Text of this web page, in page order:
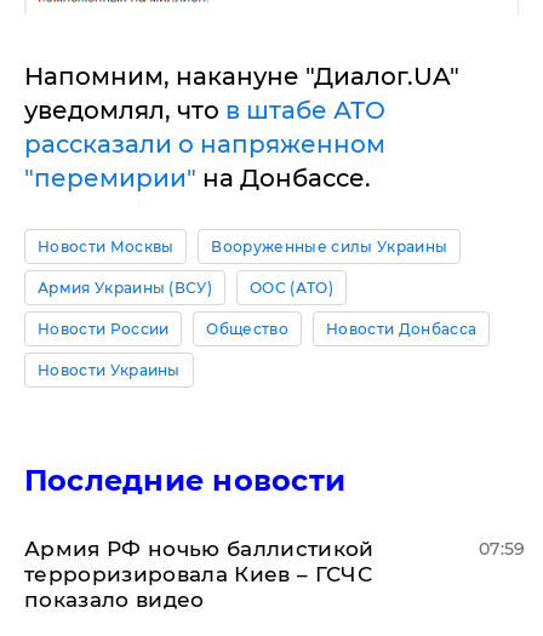
Напомним, накануне "Диалог.UA"
уведомлял, что в штабе АТО
рассказали о напряженном
"перемирии" на Донбассе.
Новости Москвы Вооруженные силы Украины
Армия Украины (ВСУ) ООС (АТО)
Новости России Общество Новости Донбасса
Новости Украины
Последние новости
Армия РФ ночью баллистикой
терроризировала Киев – ГСЧС
показало видео
07:59